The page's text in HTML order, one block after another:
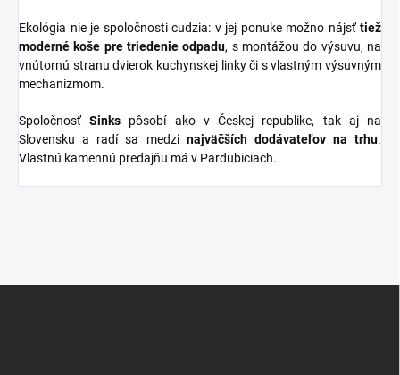
Ekológia nie je spoločnosti cudzia: v jej ponuke možno nájsťtiež
moderné koše pre triedenie odpadu, s montážou do výsuvu, na
vnútornú stranu dvierok kuchynskej linky či s vlastným výsuvným
mechanizmom.
SpoločnosťSinks pôsobí ako v Českej republike, tak aj na
Slovensku a radí sa medzi najväčších dodávateľov na trhu.
Vlastnú kamennú predajňu má v Pardubiciach.